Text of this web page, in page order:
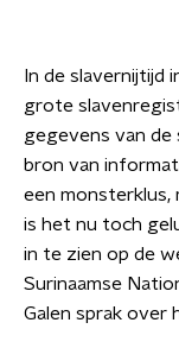
In de slavernijtijd
grote
gegevens van de
bron van
een monsterklus,
is het nu toch
in te zien op de
Surinaamse
Galen sprak over